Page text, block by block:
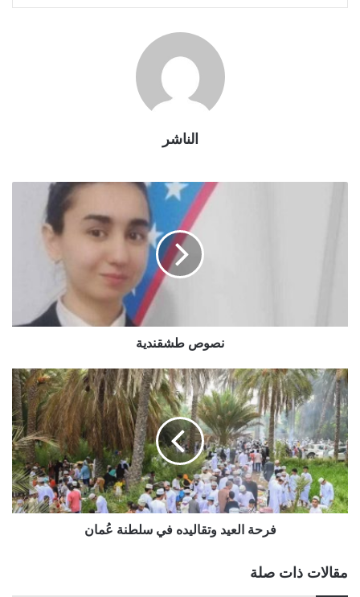
الناشر
نصوص طشقندية
فرحة العيد وتقاليده في سلطنة عُمان
مقالات ذات صلة